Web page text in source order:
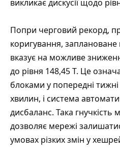
викликає дискусії щодо
Попри черговий рекорд,
коригування,
вказує на можливе
до рівня 148,45 T. Це
блоками у попередні
хвилин, і система
дисбаланс. Така гнучкість
дозволяє мережі
умовах різких змін у